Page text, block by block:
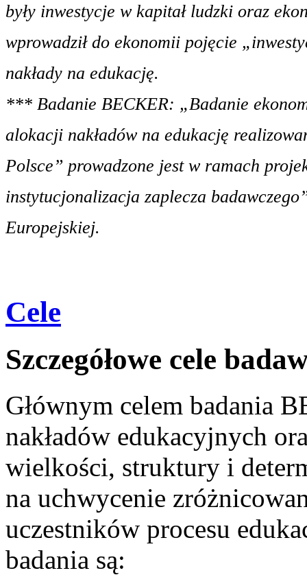
były inwestycje w kapitał ludzki oraz
wprowadził do ekonomii pojęcie
nakłady na edukację.
*** Badanie BECKER: „Badanie
alokacji nakładów na edukację
Polsce” prowadzone jest w ramach
instytucjonalizacja zaplecza
Europejskiej.
Cele
Szczegółowe cele
Głównym celem badania
nakładów edukacyjnych
wielkości, struktury i
na uchwycenie
uczestników procesu
badania są: